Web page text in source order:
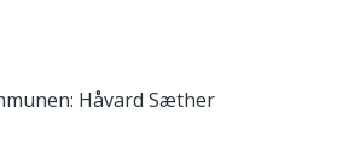
Håvard Sæther